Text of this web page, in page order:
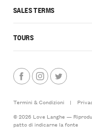
SALES TERMS
TOURS
Termini & Condizioni |
© 2026 Love Langhe —
patto di indicarne la fonte